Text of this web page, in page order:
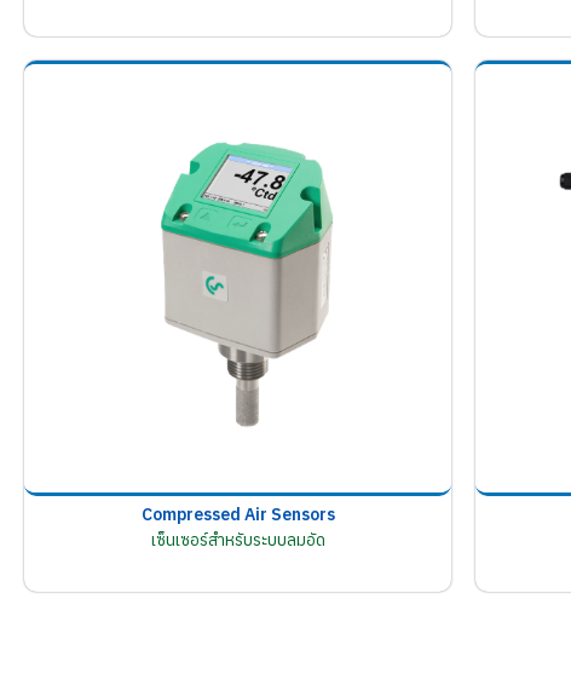
Compressed Air Sensors
เซ็นเซอร์สำหรับระบบลมอัด